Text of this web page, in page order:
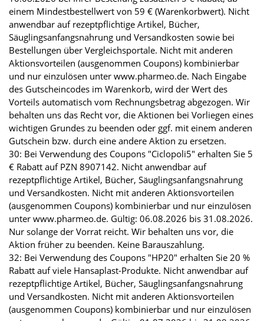
einem Mindestbestellwert von 59 € (Warenkorbwert). Nicht
anwendbar auf rezeptpflichtige Artikel, Bücher,
Säuglingsanfangsnahrung und Versandkosten sowie bei
Bestellungen über Vergleichsportale. Nicht mit anderen
Aktionsvorteilen (ausgenommen Coupons) kombinierbar
und nur einzulösen unter www.pharmeo.de. Nach Eingabe
des Gutscheincodes im Warenkorb, wird der Wert des
Vorteils automatisch vom Rechnungsbetrag abgezogen. Wir
behalten uns das Recht vor, die Aktionen bei Vorliegen eines
wichtigen Grundes zu beenden oder ggf. mit einem anderen
Gutschein bzw. durch eine andere Aktion zu ersetzen.
30: Bei Verwendung des Coupons "Ciclopoli5" erhalten Sie 5
€ Rabatt auf PZN 8907142. Nicht anwendbar auf
rezeptpflichtige Artikel, Bücher, Säuglingsanfangsnahrung
und Versandkosten. Nicht mit anderen Aktionsvorteilen
(ausgenommen Coupons) kombinierbar und nur einzulösen
unter www.pharmeo.de. Gültig: 06.08.2026 bis 31.08.2026.
Nur solange der Vorrat reicht. Wir behalten uns vor, die
Aktion früher zu beenden. Keine Barauszahlung.
32: Bei Verwendung des Coupons "HP20" erhalten Sie 20 %
Rabatt auf viele Hansaplast-Produkte. Nicht anwendbar auf
rezeptpflichtige Artikel, Bücher, Säuglingsanfangsnahrung
und Versandkosten. Nicht mit anderen Aktionsvorteilen
(ausgenommen Coupons) kombinierbar und nur einzulösen